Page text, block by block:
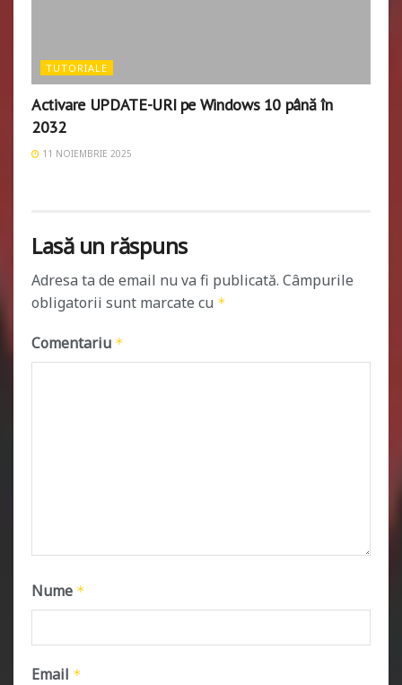
TUTORIALE
Activare UPDATE-URI pe Windows 10 până în
2032
11 NOIEMBRIE 2025
Lasă un răspuns
Adresa ta de email nu va fi publicată. Câmpurile
obligatorii sunt marcate cu *
Comentariu *
Nume *
Email *